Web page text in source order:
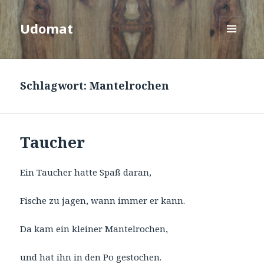
Udomat
MENÜ
UND
Schlagwort:Mantelrochen
Taucher
Ein Taucher hatte Spaß daran,
Fische zu jagen, wann immer er kann.
Da kam ein kleiner Mantelrochen,
und hat ihn in den Po gestochen.